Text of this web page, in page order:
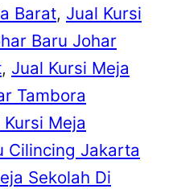
Barat, Jual Kursi
Baru Johar
, Jual Kursi Meja
Tambora
Kursi Meja
Cilincing Jakarta
Sekolah Di